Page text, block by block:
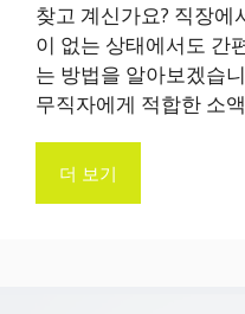
찾고 계신가요? 직장에
이 없는 상태에서도 간
는 방법을 알아보겠습
무직자에게 적합한 소
더 보기